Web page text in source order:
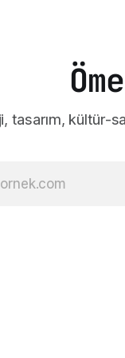
tasarım, kültür-